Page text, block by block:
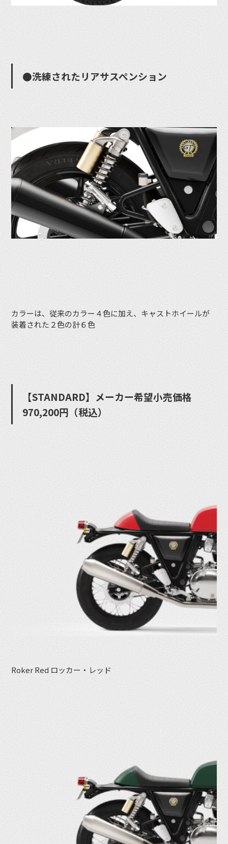
●洗練されたリアサスペンション
カラーは、従来のカラー４色に加え、キャストホイールが
装着された２色の計６色
【STANDARD】メーカー希望⼩売価格
970,200円（税込）
Roker Red ロッカー・レッド